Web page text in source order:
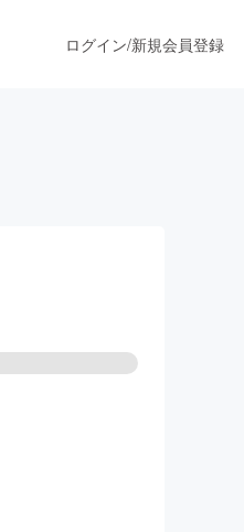
ログイン/新規会員登録